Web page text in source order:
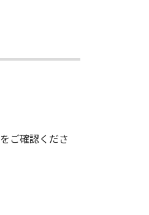
し
。
ご確認くださ